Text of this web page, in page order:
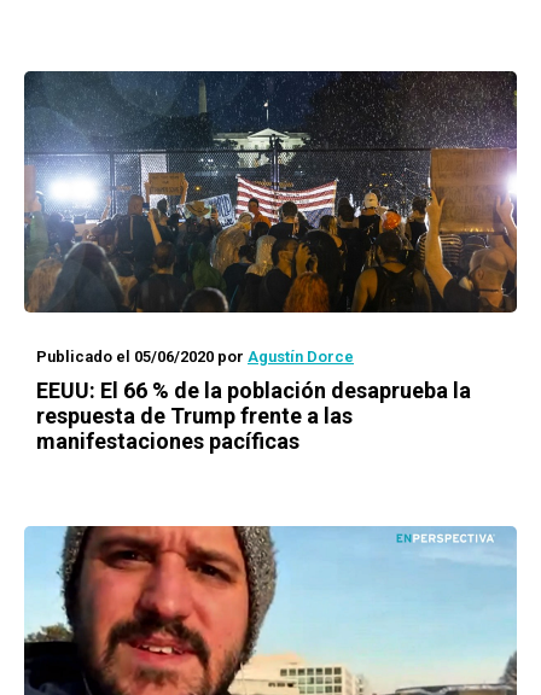
Publicado el 05/06/2020 por Agustín Dorce
EEUU: El 66 % de la población desaprueba la
respuesta de Trump frente a las
manifestaciones pacíficas